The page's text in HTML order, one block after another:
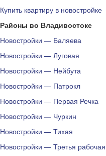
Купить квартиру в новостройке
Районы во Владивостоке
Новостройки — Баляева
Новостройки — Луговая
Новостройки — Нейбута
Новостройки — Патрокл
Новостройки — Первая Речка
Новостройки — Чуркин
Новостройки — Тихая
Новостройки — Третья рабочая